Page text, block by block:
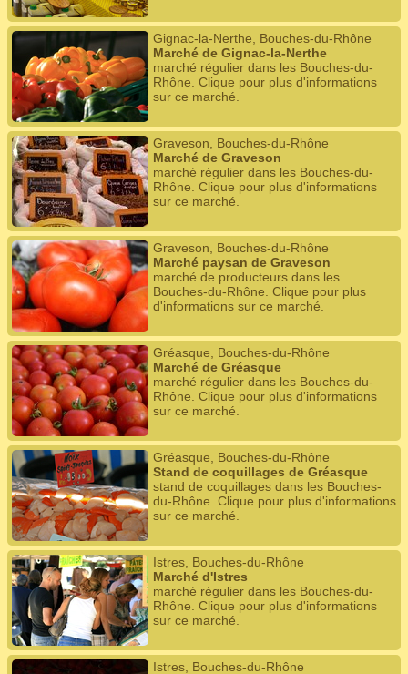
Gignac-la-Nerthe, Bouches-du-Rhône
Marché de Gignac-la-Nerthe
marché régulier dans les Bouches-du-
Rhône. Clique pour plus d'informations
sur ce marché.
Graveson, Bouches-du-Rhône
Marché de Graveson
marché régulier dans les Bouches-du-
Rhône. Clique pour plus d'informations
sur ce marché.
Graveson, Bouches-du-Rhône
Marché paysan de Graveson
marché de producteurs dans les
Bouches-du-Rhône. Clique pour plus
d'informations sur ce marché.
Gréasque, Bouches-du-Rhône
Marché de Gréasque
marché régulier dans les Bouches-du-
Rhône. Clique pour plus d'informations
sur ce marché.
Gréasque, Bouches-du-Rhône
Stand de coquillages de Gréasque
stand de coquillages dans les Bouches-
du-Rhône. Clique pour plus d'informations
sur ce marché.
Istres, Bouches-du-Rhône
Marché d'Istres
marché régulier dans les Bouches-du-
Rhône. Clique pour plus d'informations
sur ce marché.
Istres, Bouches-du-Rhône